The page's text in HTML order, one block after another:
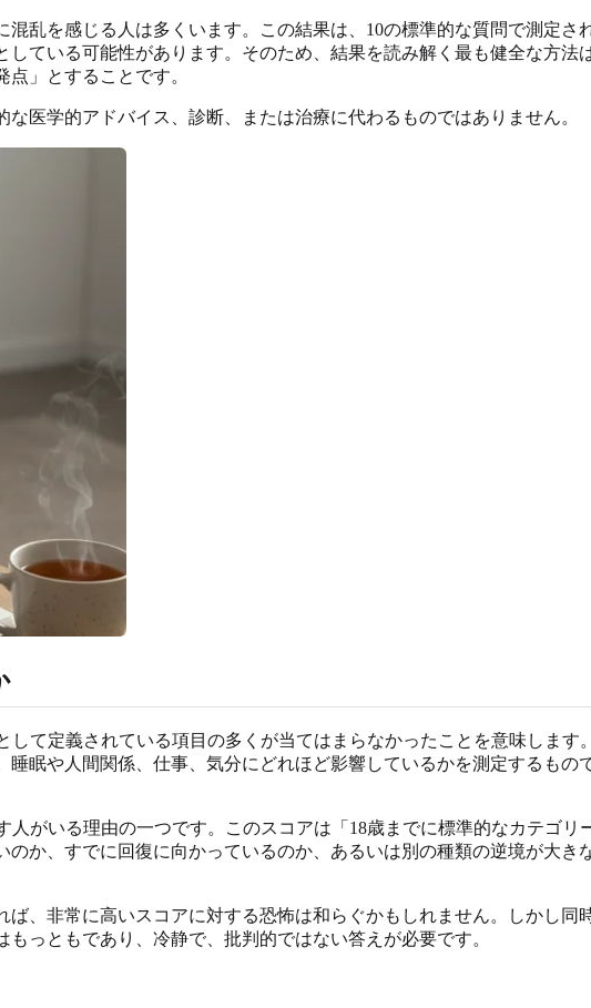
乱を感じる人は多くいます。この結果は、10の標準的な質問で測定さ
ている可能性があります。そのため、結果を読み解く最も健全な方法
」とすることです。
医学的アドバイス、診断、または治療に代わるものではありません。
て定義されている項目の多くが当てはまらなかったことを意味しま
眠や人間関係、仕事、気分にどれほど影響しているかを測定するもの
人がいる理由の一つです。このスコアは「18歳までに標準的なカテゴリ
か、すでに回復に向かっているのか、あるいは別の種類の逆境が大き
、非常に高いスコアに対する恐怖は和らぐかもしれません。しかし同
っともであり、冷静で、批判的ではない答えが必要です。